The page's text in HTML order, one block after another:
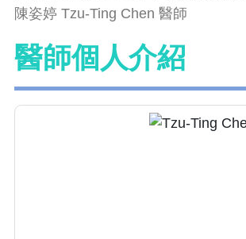
陳姿婷 Tzu-Ting Chen 醫師
醫師個人介紹